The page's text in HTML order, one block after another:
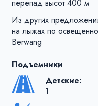
перепад высот 400 м
Из других
на лыжах по
Berwang
Подъемники
Детские:
1